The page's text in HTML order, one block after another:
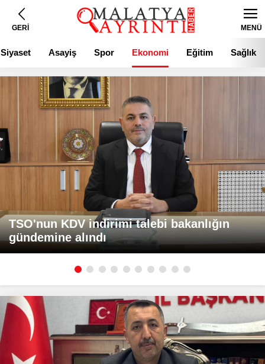
GERİ MENÜ
Siyaset Asayiş Spor Ekonomi Eğitim Sağlık
TSO'nun KDV indirimi talebi bakanlığın
gündemine alındı